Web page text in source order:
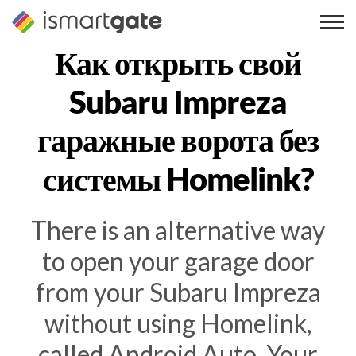
Перейти
Как открыть свой
Subaru Impreza
гаражные ворота без
системы Homelink?
There is an alternative way
to open your garage door
from your Subaru Impreza
without using Homelink,